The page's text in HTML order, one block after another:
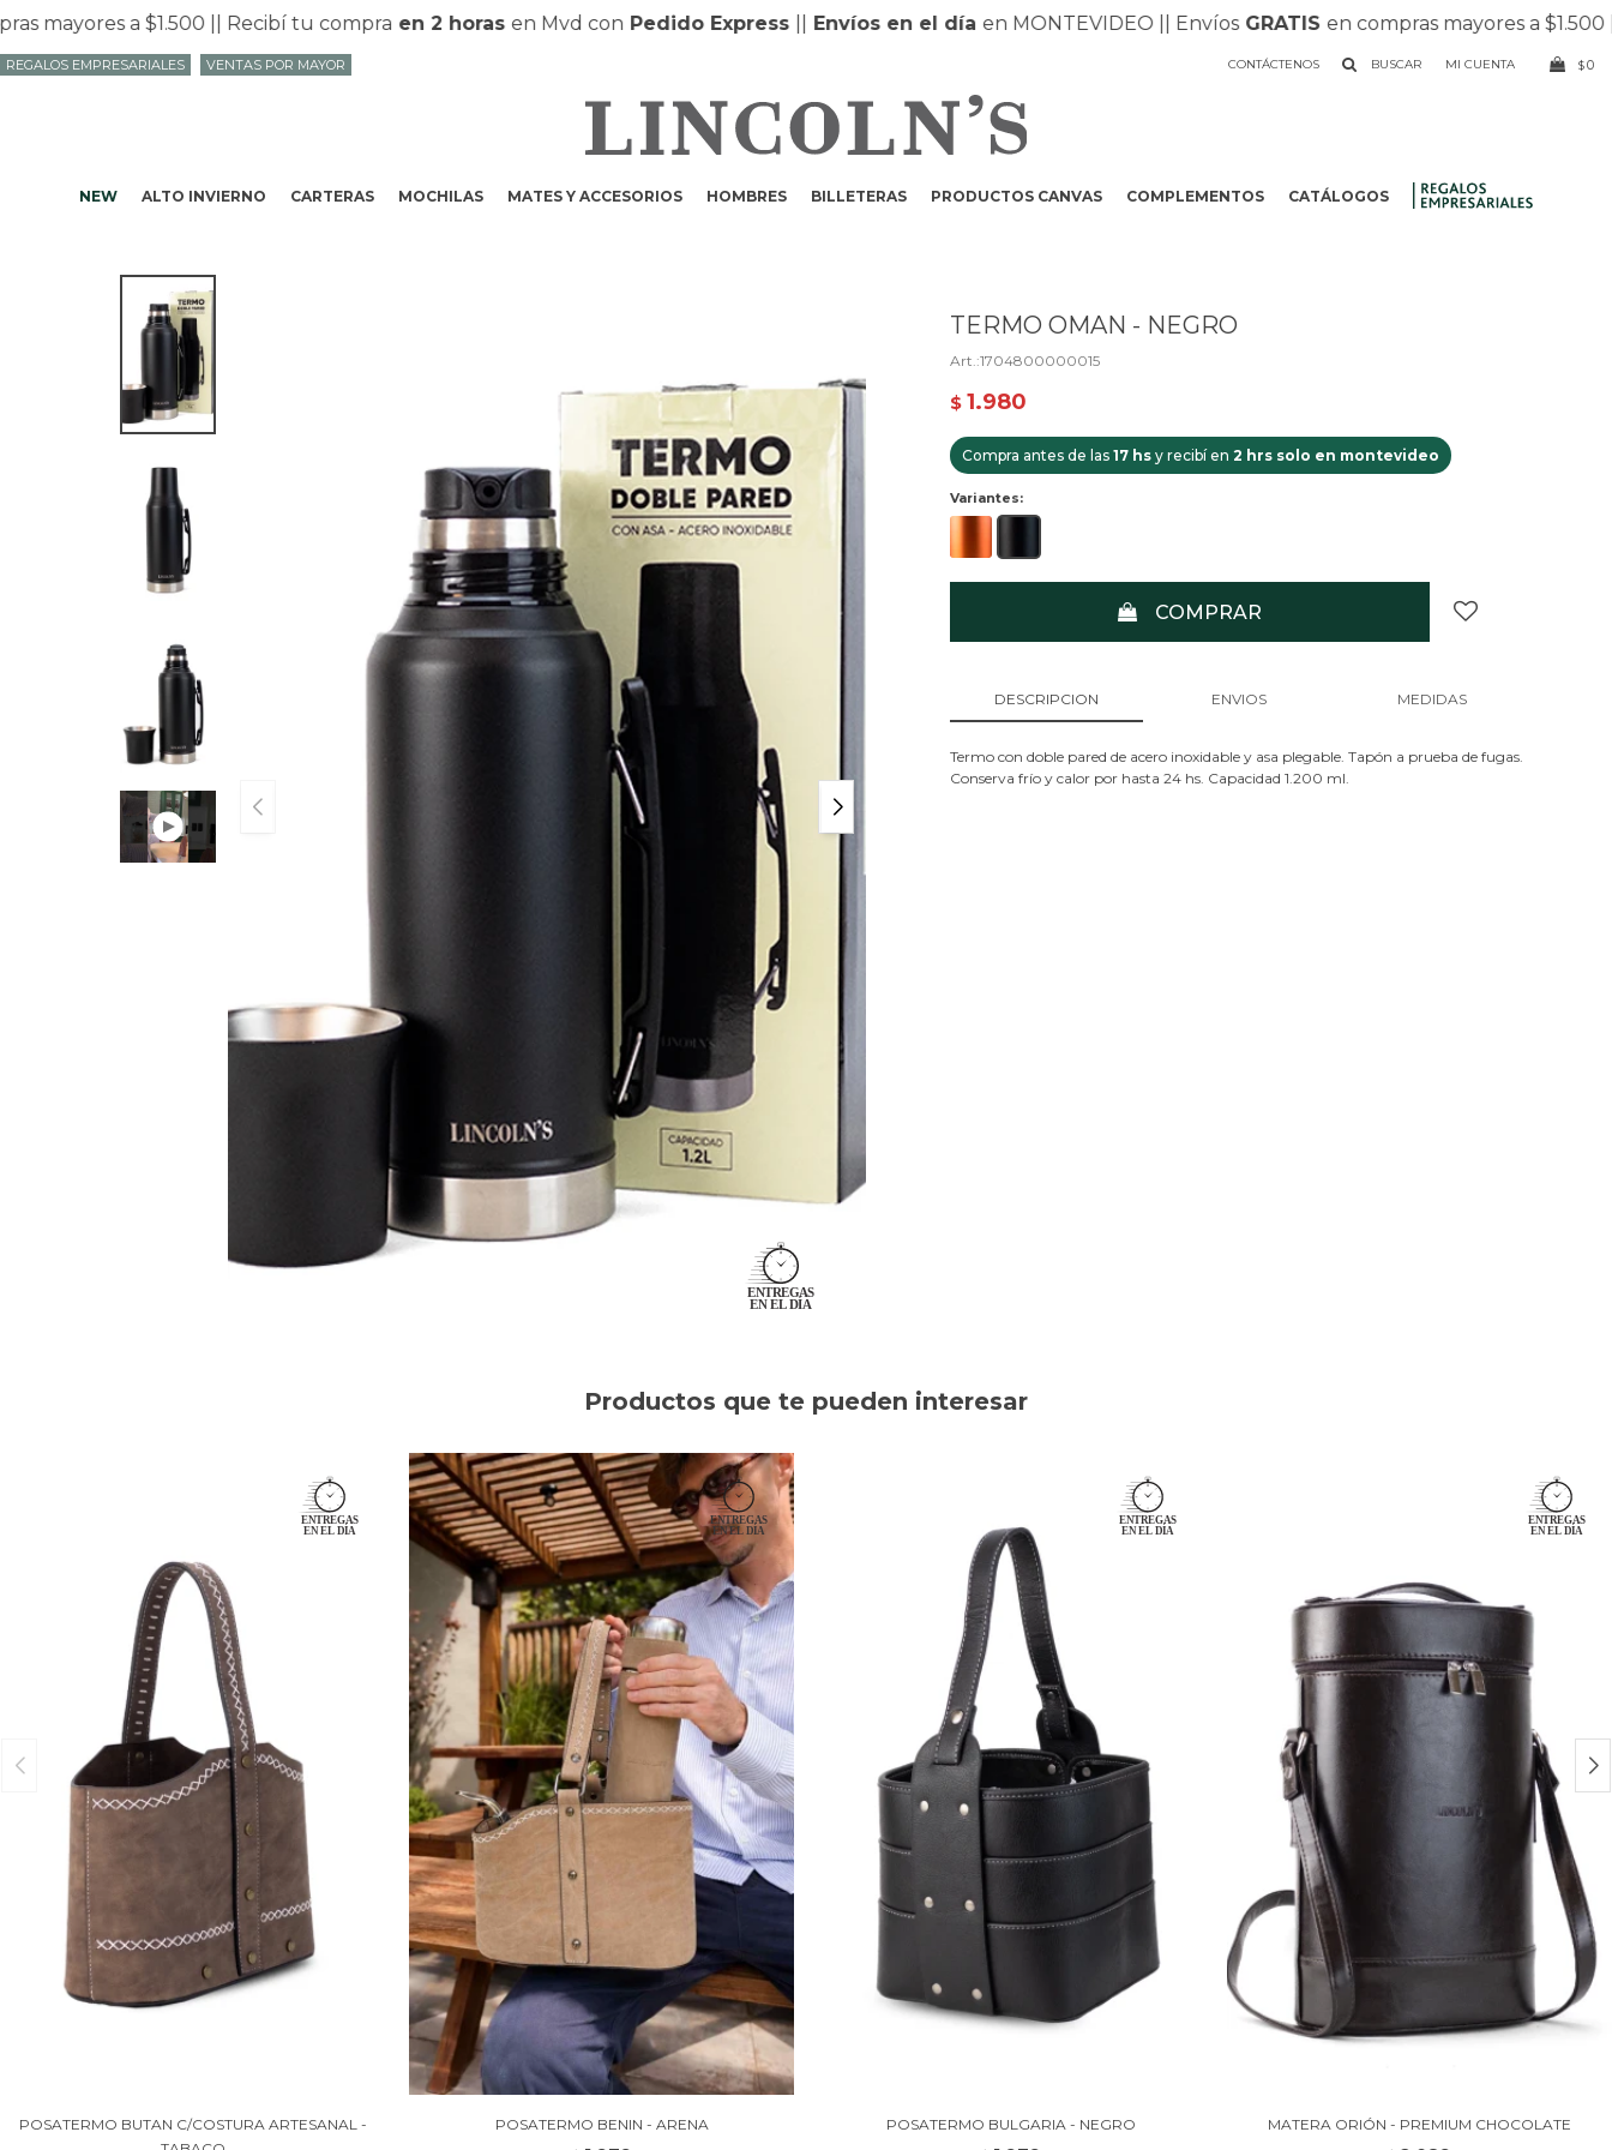
a $1.500 || Recibí tu compraen 2 horasen Mvd con Pedido Express||Envíos en el día en MONTEVIDEO || EnvíosGRATISen compras mayores a $1.500 ||
NEW ALTO INVIERNO CARTERAS MOCHILAS MATES Y ACCESORIOS HOMBRES BILLETERAS PRODUCTOS CANVAS COMPLEMENTOS CATÁLOGOS
CONTÁCTENOS $0
REGALOS EMPRESARIALES VENTAS POR MAYOR
TERMO OMAN - NEGRO
1704800000015
$ 1.980
Compra antes de las 17 hs y recibí en 2 hrs solo en montevideo
Variantes:
COMPRAR
DESCRIPCION ENVIOS MEDIDAS
Termo con doble pared de acero inoxidable y asa plegable. Tapón a prueba de fugas.
Conserva frío y calor por hasta 24 hs. Capacidad 1.200 ml.
Productos que te pueden interesar
POSATERMO BUTAN C/COSTURA ARTESANAL -
POSATERMO BENIN - ARENA POSATERMO BULGARIA - NEGRO MATERA ORIÓN - PREMIUM CHOCOLATE